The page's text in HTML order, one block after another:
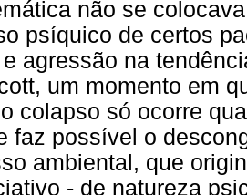
não se
psíquico de certos
agressão na
um momento em
colapso só ocorre
faz possível o
ambiental, que
- de natureza